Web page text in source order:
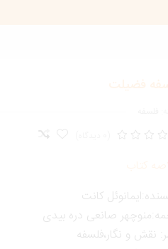
کانت
صانعی دره بیدی
نقش و نگار،فلسفه